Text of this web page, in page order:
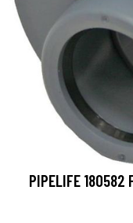
PIPELIFE 180582